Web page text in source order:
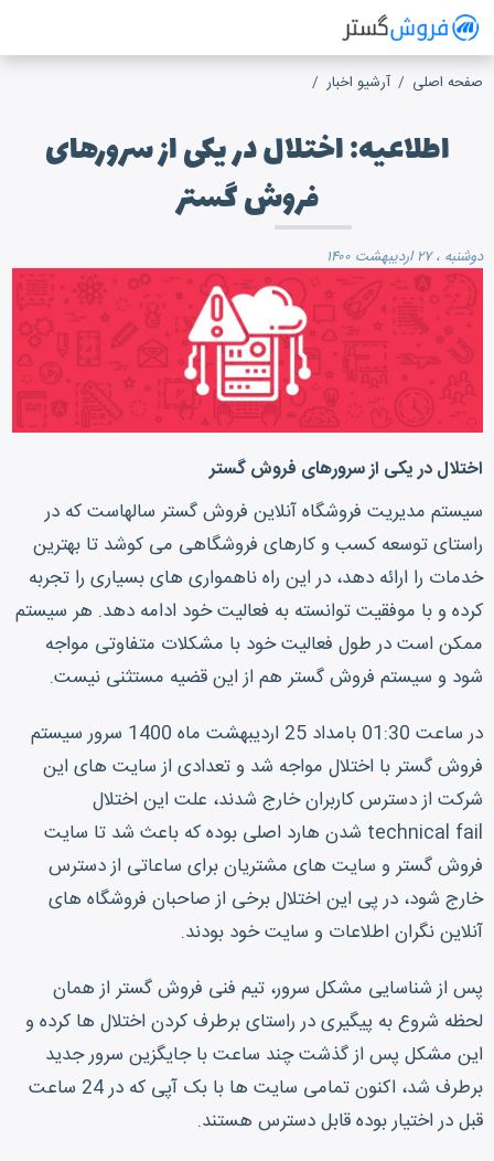
سیستم مدیریت فروش آنلاین
صفحه اصلی آرشیو اخبار
اطلاعیه: اختلال در یکی از سرورهای
فروش گستر
دوشنبه ، ۲۷ اردیبهشت ۱۴۰۰
اختلال در یکی از سرورهای فروش گستر
سیستم مدیریت فروشگاه آنلاین فروش گستر سالهاست که در
راستای توسعه کسب و کارهای فروشگاهی می کوشد تا بهترین
خدمات را ارائه دهد، در این راه ناهمواری های بسیاری را تجربه
کرده و با موفقیت توانسته به فعالیت خود ادامه دهد. هر سیستم
ممکن است در طول فعالیت خود با مشکلات متفاوتی مواجه
شود و سیستم فروش گستر هم از این قضیه مستثنی نیست.
در ساعت 01:30 بامداد 25 اردیبهشت ماه 1400 سرور سیستم
فروش گستر با اختلال مواجه شد و تعدادی از سایت های این
شرکت از دسترس کاربران خارج شدند، علت این اختلال
technical fail شدن هارد اصلی بوده که باعث شد تا سایت
فروش گستر و سایت های مشتریان برای ساعاتی از دسترس
خارج شود، در پی این اختلال برخی از صاحبان فروشگاه های
آنلاین نگران اطلاعات و سایت خود بودند.
پس از شناسایی مشکل سرور، تیم فنی فروش گستر از همان
لحظه شروع به پیگیری در راستای برطرف کردن اختلال ها کرده و
این مشکل پس از گذشت چند ساعت با جایگزین سرور جدید
برطرف شد، اکنون تمامی سایت ها با بک آپی که در 24 ساعت
قبل در اختیار بوده قابل دسترس هستند.